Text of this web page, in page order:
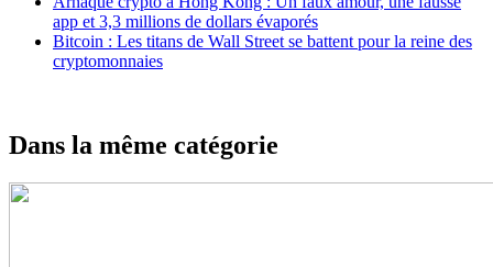
app et 3,3 millions de dollars évaporés
Bitcoin : Les titans de Wall Street se battent pour la reine des
cryptomonnaies
Dans la même catégorie